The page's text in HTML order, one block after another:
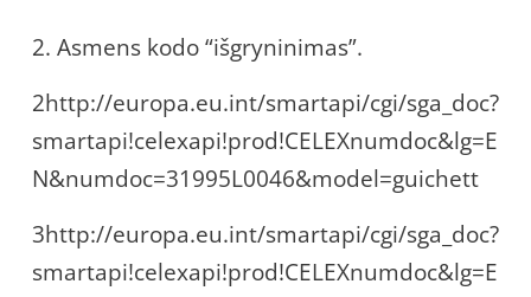
2. Asmens kodo “išgryninimas”.
2http://europa.eu.int/smartapi/cgi/sga_doc?
smartapi!celexapi!prod!CELEXnumdoc&lg=E
N&numdoc=31995L0046&model=guichett
3http://europa.eu.int/smartapi/cgi/sga_doc?
smartapi!celexapi!prod!CELEXnumdoc&lg=E